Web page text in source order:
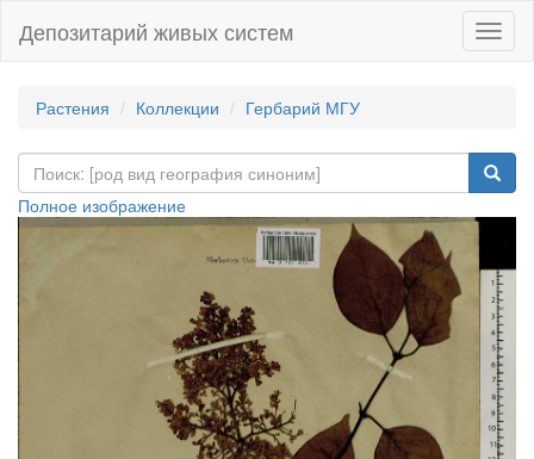
Депозитарий живых систем
Растения Коллекции Гербарий МГУ
Полное изображение